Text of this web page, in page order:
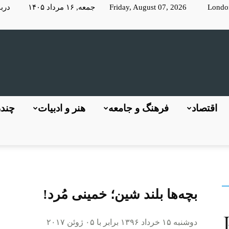
Friday, August 07, 2026 جمعه, ۱۶ مرداد ۱۴۰۵
KayhanLondon
هنر و ادبیات فرهنگ و جامعه اقتصاد
بچه‌ها بلند شین؛ خمینی مُرد!
دوشنبه ۱۵ خرداد ۱۳۹۶ برابر با ۰۵ ژوئن ۲۰۱۷